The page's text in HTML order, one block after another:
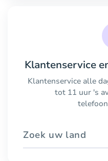
Klantenservice
Klantenservice alle
tot 11 uur 's
Zoek uw land